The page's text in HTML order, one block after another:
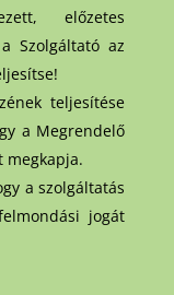
előzetes
Szolgáltató az
teljesítése
a Megrendelő
megkapja.
a szolgáltatás
jogát